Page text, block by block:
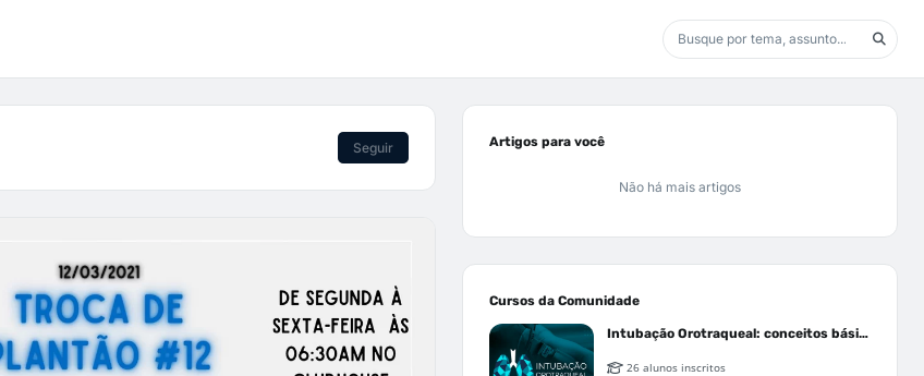
Seguir Artigos para você
Não há mais artigos
Cursos da Comunidade
Intubação Orotraqueal: conceitos básicos
26 alunos inscritos